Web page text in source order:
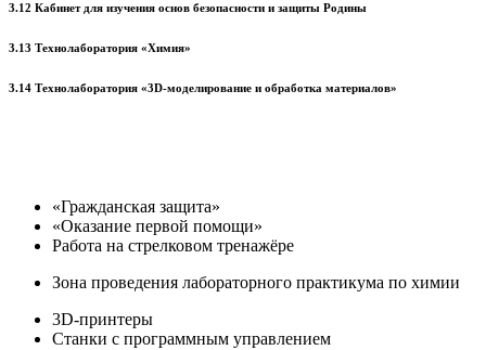
3.12 Кабинет для изучения основ безопасности и защиты Родины
3.13 Технолаборатория «Химия»
3.14 Технолаборатория «3D-моделирование и обработка материалов»
«Гражданская защита»
«Оказание первой помощи»
Работа на стрелковом тренажёре
Зона проведения лабораторного практикума по химии
3D-принтеры
Станки с программным управлением